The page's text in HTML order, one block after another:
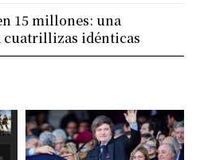
15 millones: una
cuatrillizas idénticas